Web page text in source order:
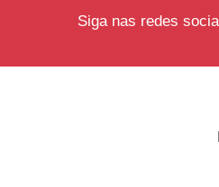
Siga nas redes